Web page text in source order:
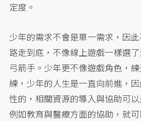
定度。
少年的需求不會是單一需求，因
路走到底，不像線上遊戲一樣選
弓箭手。少年更不像遊戲角色，
練，少年的人生是一直向前進，
性的，相關資源的導入與協助可以
例如教育與醫療方面的協助，就可